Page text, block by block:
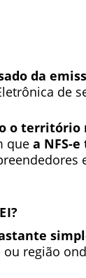
da
de
o território
que a NFS-
ou região